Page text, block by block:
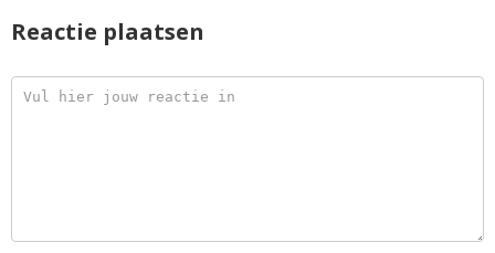
Reactie plaatsen